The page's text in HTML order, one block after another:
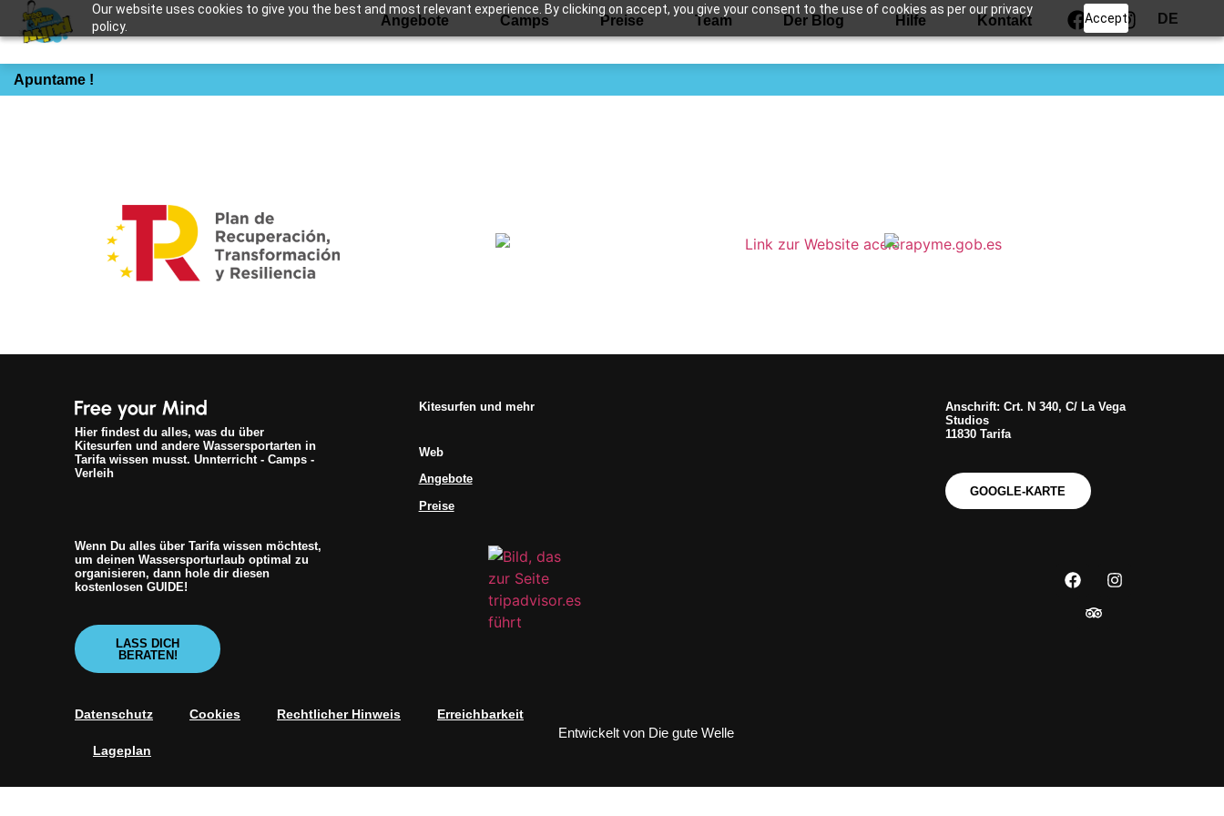
Our website uses cookies to give you the best and most relevant experience. By clicking on accept, you give your consent to the use of cookies as per our privacy
policy.
Accept
Angebote Camps Preise Team Der Blog Hilfe Kontakt DE
Apuntame !Beginner_kitesurf_dakhla_knots
Hier findest du alles, was du über
Kitesurfen und andere Wassersportarten in
Tarifa wissen musst. Unnterricht - Camps -
Verleih
Wenn Du alles über Tarifa wissen möchtest,
um deinen Wassersporturlaub optimal zu
organisieren, dann hole dir diesen
kostenlosen GUIDE!
LASS DICH
BERATEN!
Kitesurfen und mehr
Web
Angebote
Preise
Anschrift: Crt. N 340, C/ La Vega
Studios
11830 Tarifa
GOOGLE-KARTE
Datenschutz Cookies Rechtlicher Hinweis Erreichbarkeit
Lageplan
Entwickelt von Die gute Welle